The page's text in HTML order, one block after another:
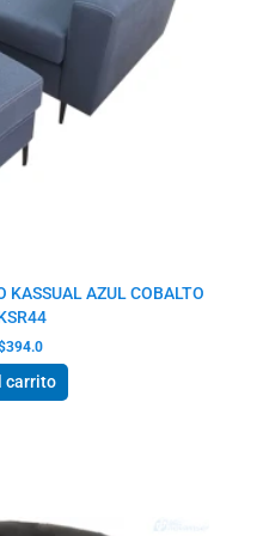
KASSUAL AZUL COBALTO
394.0
carrito
actual